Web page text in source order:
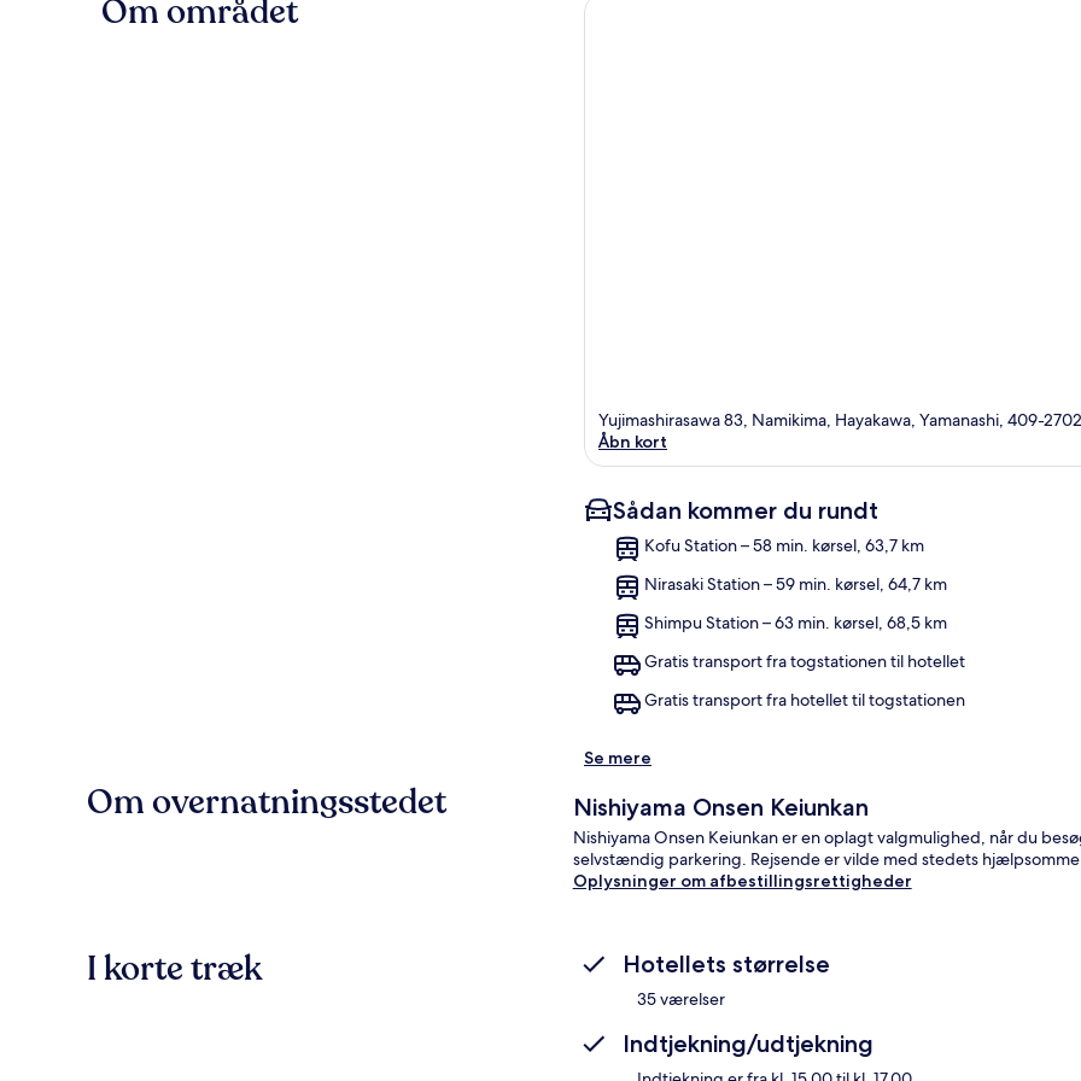
Om området
Yujimashirasawa 83, Namikima, Hayakawa, Yamanashi, 409-2702
Åbn kort
Sådan kommer du rundt
Kofu Station – 58 min. kørsel, 63,7 km
Nirasaki Station – 59 min. kørsel, 64,7 km
Shimpu Station – 63 min. kørsel, 68,5 km
Gratis transport fra togstationen til hotellet
Gratis transport fra hotellet til togstationen
Se mere
Om overnatningsstedet Nishiyama Onsen Keiunkan
Nishiyama Onsen Keiunkan er en oplagt valgmulighed, når du
selvstændig parkering. Rejsende er vilde med stedets
Oplysninger om afbestillingsrettigheder
I korte træk Hotellets størrelse
35 værelser
Indtjekning/udtjekning